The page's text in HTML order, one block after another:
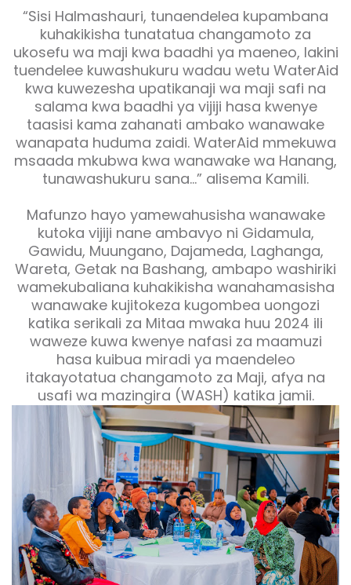
“Sisi Halmashauri, tunaendelea kupambana
kuhakikisha tunatatua changamoto za
ukosefu wa maji kwa baadhi ya maeneo, lakini
tuendelee kuwashukuru wadau wetu WaterAid
kwa kuwezesha upatikanaji wa maji safi na
salama kwa baadhi ya vijiji hasa kwenye
taasisi kama zahanati ambako wanawake
wanapata huduma zaidi. WaterAid mmekuwa
msaada mkubwa kwa wanawake wa Hanang,
tunawashukuru sana…” alisema Kamili.
Mafunzo hayo yamewahusisha wanawake
kutoka vijiji nane ambavyo ni Gidamula,
Gawidu, Muungano, Dajameda, Laghanga,
Wareta, Getak na Bashang, ambapo washiriki
wamekubaliana kuhakikisha wanahamasisha
wanawake kujitokeza kugombea uongozi
katika serikali za Mitaa mwaka huu 2024 ili
waweze kuwa kwenye nafasi za maamuzi
hasa kuibua miradi ya maendeleo
itakayotatua changamoto za Maji, afya na
usafi wa mazingira (WASH) katika jamii.